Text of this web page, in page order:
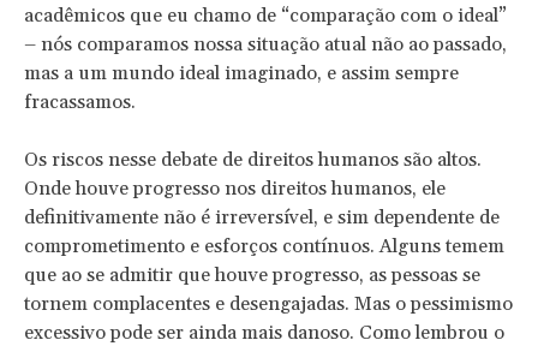
acadêmicos que eu chamo de “comparação com o ideal”
– nós comparamos nossa situação atual não ao passado,
mas a um mundo ideal imaginado, e assim sempre
fracassamos.
Os riscos nesse debate de direitos humanos são altos.
Onde houve progresso nos direitos humanos, ele
definitivamente não é irreversível, e sim dependente de
comprometimento e esforços contínuos. Alguns temem
que ao se admitir que houve progresso, as pessoas se
tornem complacentes e desengajadas. Mas o pessimismo
excessivo pode ser ainda mais danoso. Como lembrou o